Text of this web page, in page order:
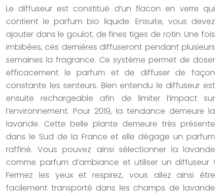
Le diffuseur est constitué d’un flacon en verre qui
contient le parfum bio liquide. Ensuite, vous devez
ajouter dans le goulot, de fines tiges de rotin. Une fois
imbibées, ces dernières diffuseront pendant plusieurs
semaines la fragrance. Ce système permet de doser
efficacement le parfum et de diffuser de façon
constante les senteurs. Bien entendu le diffuseur est
ensuite rechargeable afin de limiter l’impact sur
l’environnement. Pour 2019, la tendance demeure la
lavande. Cette belle plante demeure très présente
dans le Sud de la France et elle dégage un parfum
raffiné. Vous pouvez ainsi sélectionner la lavande
comme parfum d’ambiance et utiliser un diffuseur !
Fermez les yeux et respirez, vous allez ainsi être
facilement transporté dans les champs de lavande